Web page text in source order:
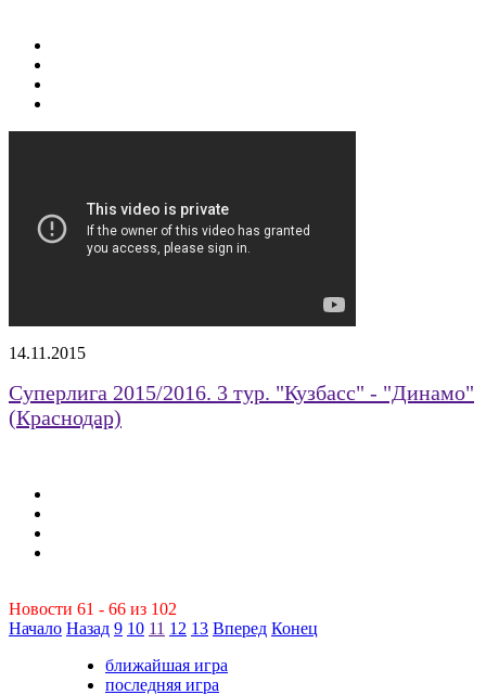
14.11.2015
Суперлига 2015/2016. 3 тур. "Кузбасс" - "Динамо"
(Краснодар)
Новости 61 - 66 из 102
Начало Назад 9 10 11 12 13 Вперед Конец
ближайшая игра
последняя игра